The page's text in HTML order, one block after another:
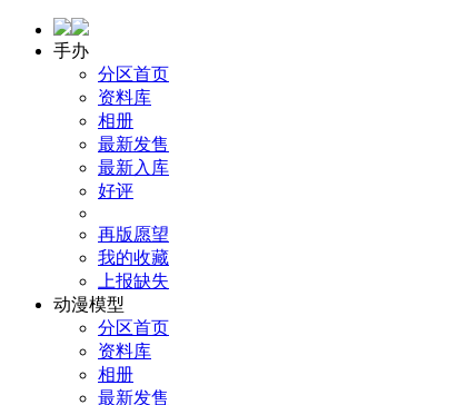
手办
分区首页
资料库
相册
最新发售
最新入库
好评
再版愿望
我的收藏
上报缺失
动漫模型
分区首页
资料库
相册
最新发售